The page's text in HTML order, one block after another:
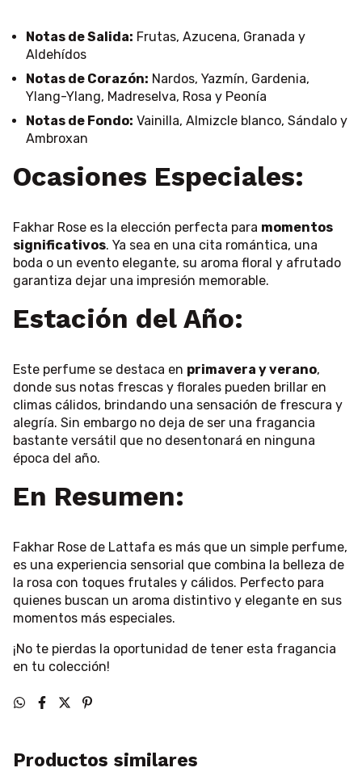
Notas de Salida: Frutas, Azucena, Granada y
Aldehídos
Notas de Corazón: Nardos, Yazmín, Gardenia,
Ylang-Ylang, Madreselva, Rosa y Peonía
Notas de Fondo: Vainilla, Almizcle blanco, Sándalo y
Ambroxan
Ocasiones Especiales:
Fakhar Rose es la elección perfecta para momentos
significativos. Ya sea en una cita romántica, una
boda o un evento elegante, su aroma floral y afrutado
garantiza dejar una impresión memorable.
Estación del Año:
Este perfume se destaca en primavera y verano,
donde sus notas frescas y florales pueden brillar en
climas cálidos, brindando una sensación de frescura y
alegría. Sin embargo no deja de ser una fragancia
bastante versátil que no desentonará en ninguna
época del año.
En Resumen:
Fakhar Rose de Lattafa es más que un simple perfume,
es una experiencia sensorial que combina la belleza de
la rosa con toques frutales y cálidos. Perfecto para
quienes buscan un aroma distintivo y elegante en sus
momentos más especiales.
¡No te pierdas la oportunidad de tener esta fragancia
en tu colección!
Productos similares